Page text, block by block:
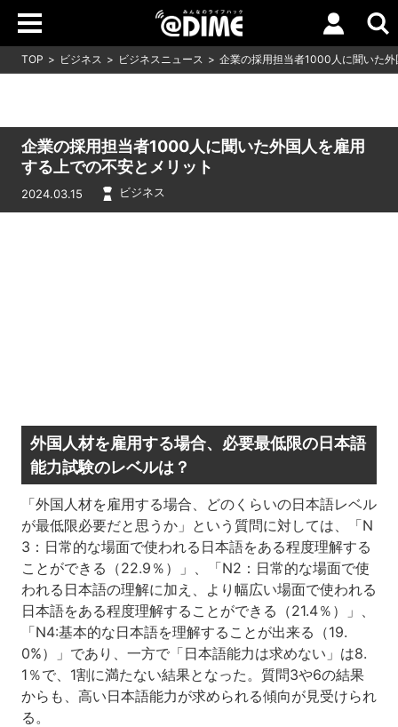
TOP ビジネス ビジネスニュース 企業の採用担当者1000人に聞いた
企業の採用担当者1000人に聞いた外国人を雇用
する上での不安とメリット
2024.03.15 ビジネス
外国人材を雇用する場合、必要最低限の日本語
能力試験のレベルは？
「外国人材を雇用する場合、どのくらいの日本語レベル
が最低限必要だと思うか」という質問に対しては、「N
3：日常的な場面で使われる日本語をある程度理解する
ことができる（22.9％）」、「N2：日常的な場面で使
われる日本語の理解に加え、より幅広い場面で使われる
日本語をある程度理解することができる（21.4％）」、
「N4:基本的な日本語を理解することが出来る（19.
0%）」であり、一方で「日本語能力は求めない」は8.
1％で、1割に満たない結果となった。質問3や6の結果
からも、高い日本語能力が求められる傾向が見受けられ
る。